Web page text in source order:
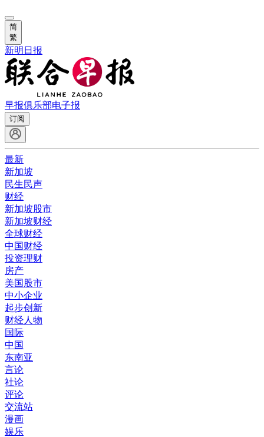
简
繁
新明日报
早报俱乐部电子报
订阅
最新
新加坡
民生民声
财经
新加坡股市
新加坡财经
全球财经
中国财经
投资理财
房产
美国股市
中小企业
起步创新
财经人物
国际
中国
东南亚
言论
社论
评论
交流站
漫画
娱乐